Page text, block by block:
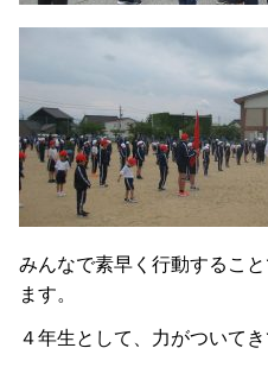
みんなで素早く行動するこ
ます。
４年生として、力がついて